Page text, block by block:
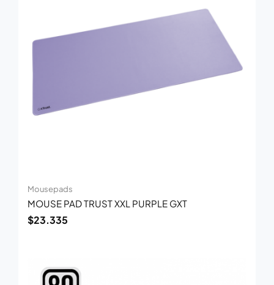
Mousepads
MOUSE PAD TRUST XXL PURPLE GXT
$23.335